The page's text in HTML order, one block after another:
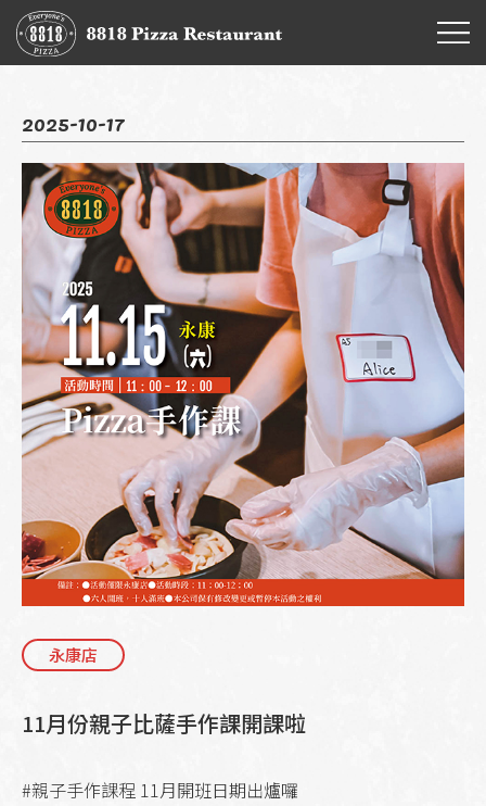
2025-10-17
永康店
11月份親子比薩手作課開課啦
#親子手作課程 11月開班日期出爐囉